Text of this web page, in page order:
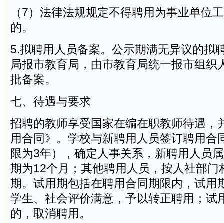
（7）法律法规规定不得聘用为事业单位
的。
5.拟聘用人员备案。公示期满无异议的拟
局报市教育局，由市教育局统一报市组织
批备案。
七、待遇与要求
招聘的教师享受国家在编在职教师待遇，
用合同》。学校与新聘用人员签订聘用合
限为3年），确定人事关系，新聘用人员
期为12个月；其他聘用人员，按人社部门
期。试用期包括在聘用合同期限内，试用
学生、社会评价满意，予以转正聘用；试
的，取消聘用。